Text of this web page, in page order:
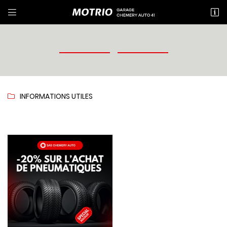
 
 Adresse email de réception
 Recopier le code ci-contre
Rafraîchir le captcha
 INFORMATIONS UTILES